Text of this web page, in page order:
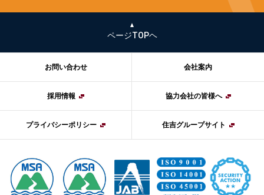
ページTOPヘ
お問い合わせ 会社案内
採用情報 協力会社の皆様へ
プライバシーポリシー 住吉グループサイト